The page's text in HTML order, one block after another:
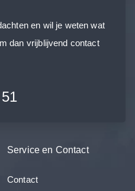
en wil je weten wat
dan vrijblijvend contact
Service en Contact
Contact